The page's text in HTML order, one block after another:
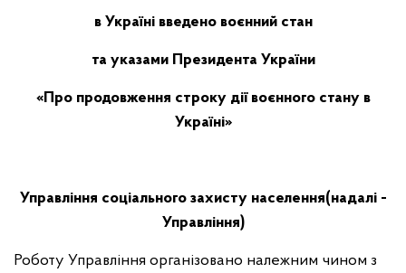
в Україні введено воєнний стан
та указами Президента України
«Про продовження строку дії воєнного стану в
Україні»
Управління соціального захисту населення(надалі -
Управління)
Роботу Управління організовано належним чином з